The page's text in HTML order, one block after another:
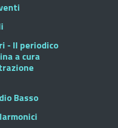
- Il periodico
a cura
Basso